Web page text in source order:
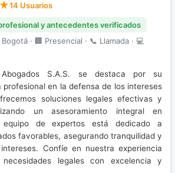
14 Usuarios
y antecedentes verificados
· 🏢 Presencial · 📞 Llamada · 💻
Abogados S.A.S. se destaca por su
en la defensa de los intereses
soluciones legales efectivas y
un asesoramiento integral en
equipo de expertos está dedicado a
favorables, asegurando tranquilidad y
Confíe en nuestra experiencia
legales con excelencia y